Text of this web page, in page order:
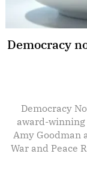
Democracy
Democracy
award-
Amy Goodman
War and Peace